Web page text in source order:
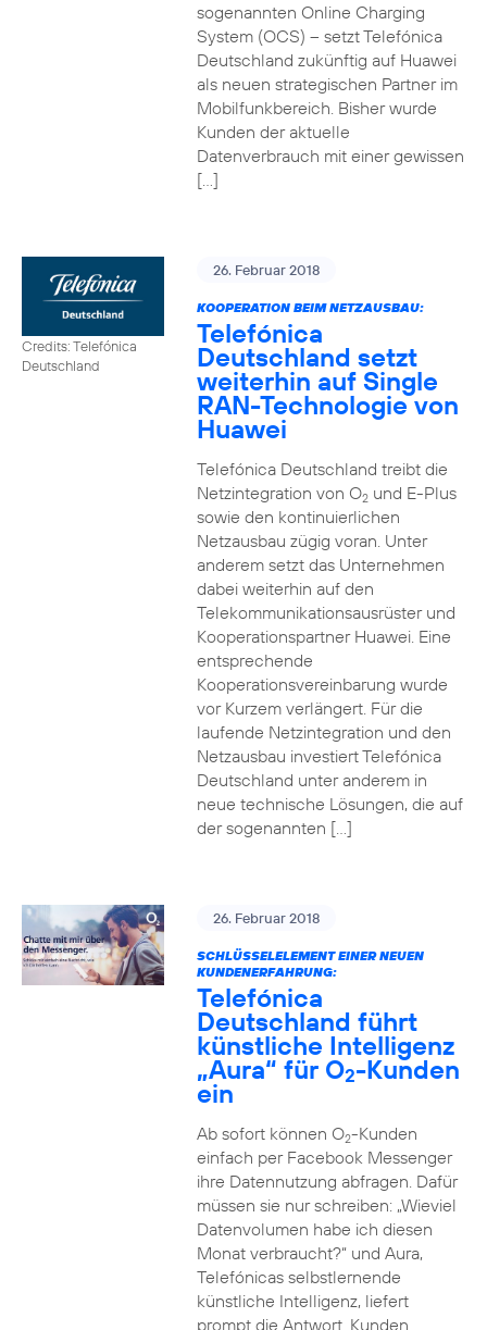
sogenannten Online Charging
System (OCS) – setzt Telefónica
Deutschland zukünftig auf Huawei
als neuen strategischen Partner im
Mobilfunkbereich. Bisher wurde
Kunden der aktuelle
Datenverbrauch mit einer gewissen
[…]
Credits: Telefónica
Deutschland
26. Februar 2018
KOOPERATION BEIM NETZAUSBAU:
Telefónica
Deutschland setzt
weiterhin auf Single
RAN-Technologie von
Huawei
Telefónica Deutschland treibt die
Netzintegration von O2und E-Plus
sowie den kontinuierlichen
Netzausbau zügig voran. Unter
anderem setzt das Unternehmen
dabei weiterhin auf den
Telekommunikationsausrüster und
Kooperationspartner Huawei. Eine
entsprechende
Kooperationsvereinbarung wurde
vor Kurzem verlängert. Für die
laufende Netzintegration und den
Netzausbau investiert Telefónica
Deutschland unter anderem in
neue technische Lösungen, die auf
der sogenannten […]
26. Februar 2018
SCHLÜSSELELEMENT EINER NEUEN
KUNDENERFAHRUNG:
Telefónica
Deutschland führt
künstliche Intelligenz
„Aura“ für O2-Kunden
ein
Ab sofort können O2-Kunden
einfach per Facebook Messenger
ihre Datennutzung abfragen. Dafür
müssen sie nur schreiben: „Wieviel
Datenvolumen habe ich diesen
Monat verbraucht?“ und Aura,
Telefónicas selbstlernende
künstliche Intelligenz, liefert
prompt die Antwort. Kunden